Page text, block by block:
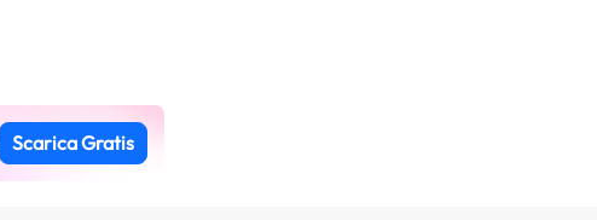
Scarica Gratis